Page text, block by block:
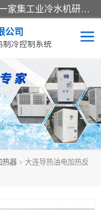
宿迁慈乌温控科技有限公司是一家集工业冷水机研发、制造、营销、服务于一体的技术生产型企业，经营范围包括：冷水机、螺杆式冷水机组、工业冷水机、水冷式冷水机、风冷式冷水机组、风冷螺杆式冷冻机组、冷冻机、注塑专用冷水机、混泥土专用冷水机、低温防爆冷水机组等。专业温控设备供应商 模温机/冷水机/导热油炉定制服务等
公司
制冷控制系统
热器 > 大连导热油电加热反
温机